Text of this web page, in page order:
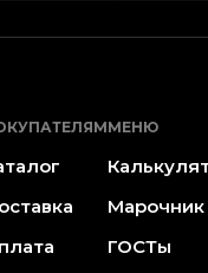
МЕНЮ
Марочник
ГОСТы